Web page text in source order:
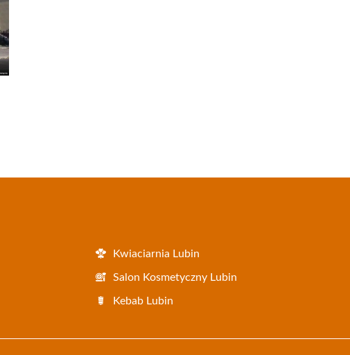
Kwiaciarnia Lubin
Salon Kosmetyczny Lubin
Kebab Lubin